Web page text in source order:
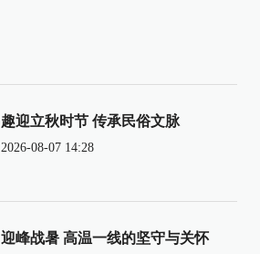
趣迎立秋时节 传承民俗文脉
2026-08-07 14:28
迎峰战暑 高温一线的坚守与关怀